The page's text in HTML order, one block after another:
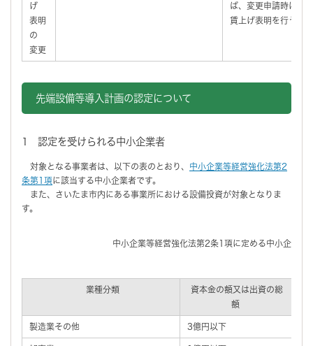
げ
表明
の
変更
ば、変更申請時にも
賃上げ表明を行うこ
先端設備等導入計画の認定について
1 認定を受けられる中小企業者
対象となる事業者は、以下の表のとおり、 中小企業等経営強化法第2
条第1項に該当する中小企業者です。
また、さいたま市内にある事業所における設備投資が対象となりま
す。
中小企業等経営強化法第2条1項に定める中小企業者
業種分類
資本金の額又は出資の総
額
製造業その他 3億円以下